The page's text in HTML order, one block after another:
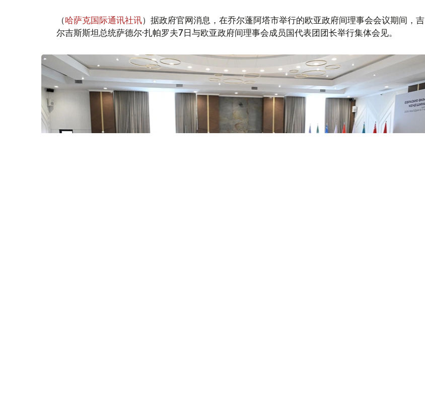
（哈萨克国际通讯社讯）据政府官网消息，在乔尔蓬阿塔市举行的欧亚政府间理事会会议期间，吉
尔吉斯斯坦总统萨德尔·扎帕罗夫7日与欧亚政府间理事会成员国代表团团长举行集体会见。